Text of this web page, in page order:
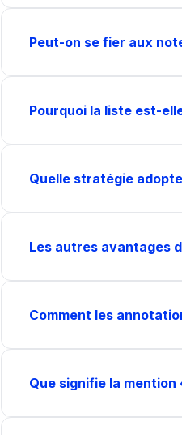
Peut-on se fier aux
Pourquoi la liste est-
Quelle stratégie
Les autres avantages
Comment les
Que signifie la